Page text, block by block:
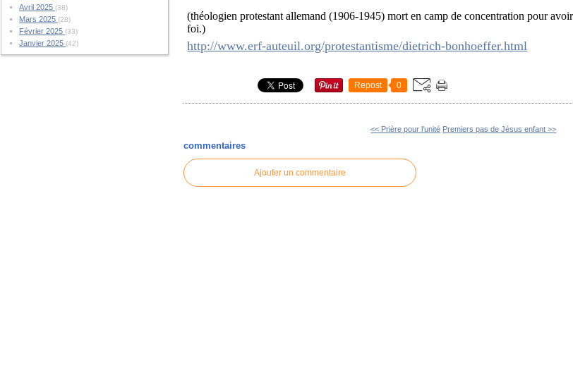
Avril 2025(38)
Mars 2025(28)
Février 2025(33)
Janvier 2025(42)
(théologien protestant allemand (1906-1945) mort en camp de concentration pour
foi.)
http://www.erf-auteuil.org/protestantisme/dietrich-bonhoeffer.html
Repost 0
<< Prière pour l'unité Premiers pas de Jésus enfant >>
commentaires
Ajouter un commentaire